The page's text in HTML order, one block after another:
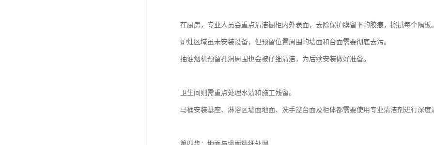
在厨房，专业人员会重点清洁橱柜内外表面，去除保护膜留下的胶痕，擦拭每个隔板
炉灶区域虽未安装设备，但预留位置周围的墙面和台面需要彻底去污。
抽油烟机预留孔洞周围也会被仔细清洁，为后续安装做好准备。
卫生间则需重点处理水渍和施工残留。
马桶安装基座、淋浴区墙面地面、洗手盆台面及柜体都需要使用专业清洁剂进行深